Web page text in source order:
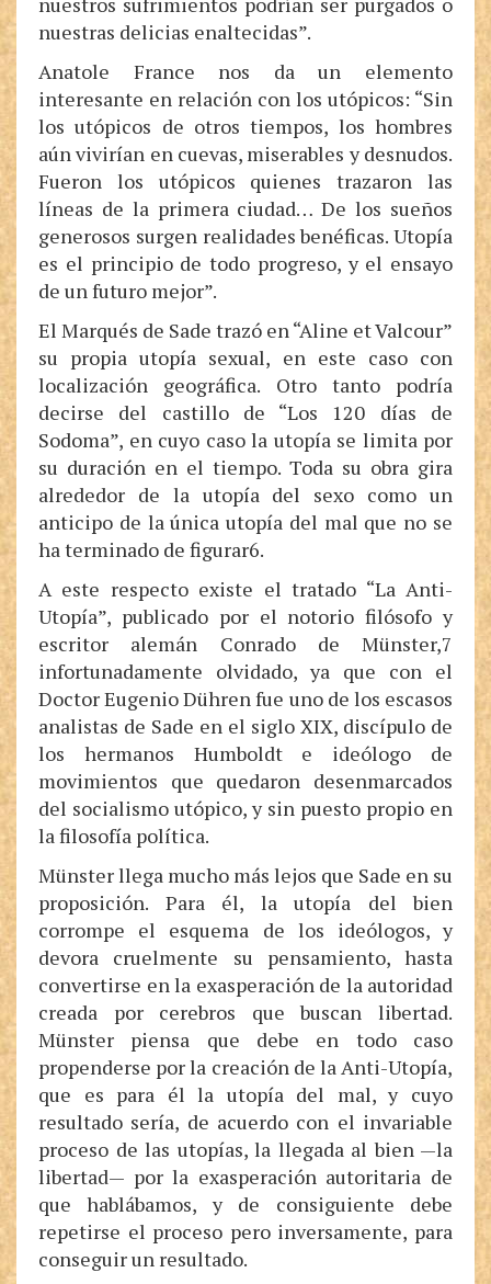
nuestras delicias enaltecidas”.
Anatole France nos da un elemento
interesante en relación con los utópicos: “Sin
los utópicos de otros tiempos, los hombres
aún vivirían en cuevas, miserables y desnudos.
Fueron los utópicos quienes trazaron las
líneas de la primera ciudad… De los sueños
generosos surgen realidades benéficas. Utopía
es el principio de todo progreso, y el ensayo
de un futuro mejor”.
El Marqués de Sade trazó en “Aline et Valcour”
su propia utopía sexual, en este caso con
localización geográfica. Otro tanto podría
decirse del castillo de “Los 120 días de
Sodoma”, en cuyo caso la utopía se limita por
su duración en el tiempo. Toda su obra gira
alrededor de la utopía del sexo como un
anticipo de la única utopía del mal que no se
ha terminado de figurar6.
A este respecto existe el tratado “La Anti-
Utopía”, publicado por el notorio filósofo y
escritor alemán Conrado de Münster,7
infortunadamente olvidado, ya que con el
Doctor Eugenio Dühren fue uno de los escasos
analistas de Sade en el siglo XIX, discípulo de
los hermanos Humboldt e ideólogo de
movimientos que quedaron desenmarcados
del socialismo utópico, y sin puesto propio en
la filosofía política.
Münster llega mucho más lejos que Sade en su
proposición. Para él, la utopía del bien
corrompe el esquema de los ideólogos, y
devora cruelmente su pensamiento, hasta
convertirse en la exasperación de la autoridad
creada por cerebros que buscan libertad.
Münster piensa que debe en todo caso
propenderse por la creación de la Anti-Utopía,
que es para él la utopía del mal, y cuyo
resultado sería, de acuerdo con el invariable
proceso de las utopías, la llegada al bien —la
libertad— por la exasperación autoritaria de
que hablábamos, y de consiguiente debe
repetirse el proceso pero inversamente, para
conseguir un resultado.